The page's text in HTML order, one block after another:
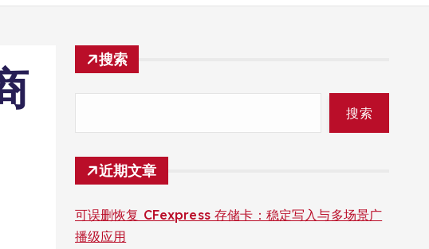
搜索
搜索
近期文章
可误删恢复 CFexpress 存储卡：稳定写入与多场景广
播级应用